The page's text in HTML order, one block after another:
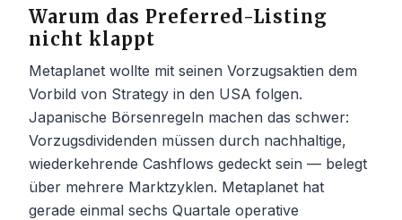
Warum das Preferred-Listing
nicht klappt
Metaplanet wollte mit seinen Vorzugsaktien dem
Vorbild von Strategy in den USA folgen.
Japanische Börsenregeln machen das schwer:
Vorzugsdividenden müssen durch nachhaltige,
wiederkehrende Cashflows gedeckt sein — belegt
über mehrere Marktzyklen. Metaplanet hat
gerade einmal sechs Quartale operative